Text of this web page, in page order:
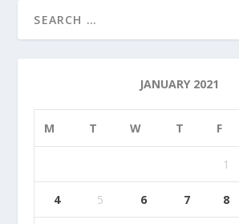
JANUARY 2021
M T W T F
1
4 5 6 7 8